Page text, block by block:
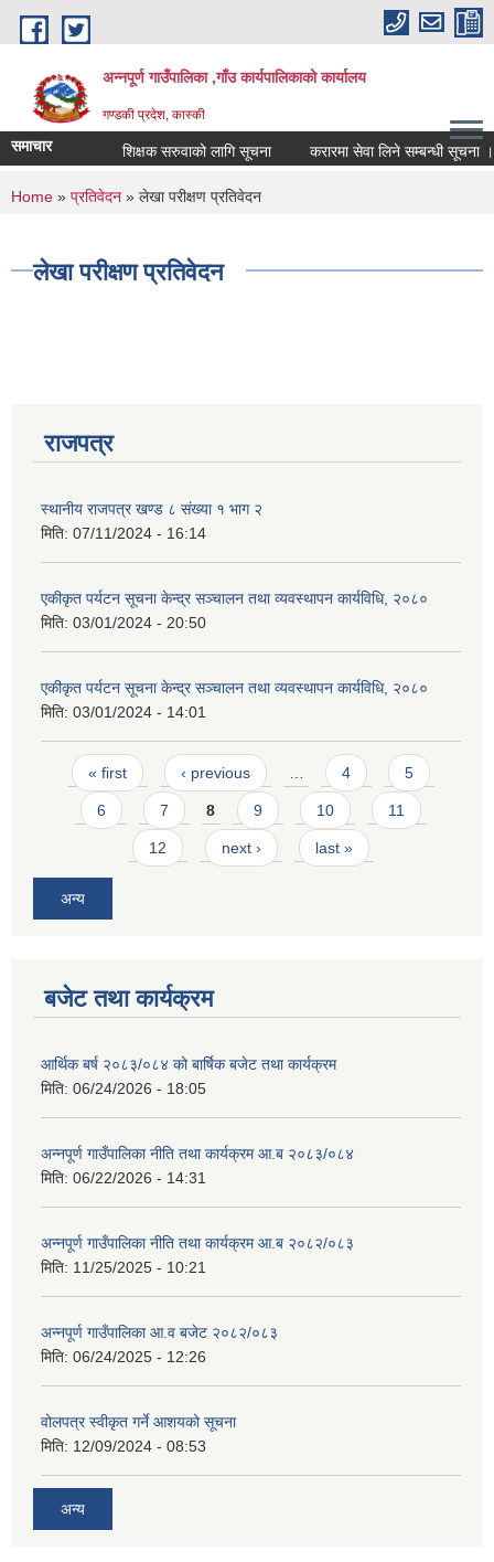
Skip to main content
अन्नपूर्ण गाउँपालिका ,गाँउ कार्यपालिकाको कार्यालय
गण्डकी प्रदेश, कास्की
समाचार शिक्षक सरुवाको लागि सूचना करारमा सेवा लिने सम्बन्धी सूचना ।
You are here
Home » प्रतिवेदन » लेखा परीक्षण प्रतिवेदन
लेखा परीक्षण प्रतिवेदन
राजपत्र
स्थानीय राजपत्र खण्ड ८ संख्या १ भाग २
मिति: 07/11/2024 - 16:14
एकीकृत पर्यटन सूचना केन्द्र सञ्चालन तथा व्यवस्थापन कार्यविधि, २०८०
मिति: 03/01/2024 - 20:50
एकीकृत पर्यटन सूचना केन्द्र सञ्चालन तथा व्यवस्थापन कार्यविधि, २०८०
मिति: 03/01/2024 - 14:01
Pages
« first ‹ previous 4 5
6 7 8 9 10 11
12 next › last »
अन्य
बजेट तथा कार्यक्रम
आर्थिक बर्ष २०८३/०८४ को बार्षिक बजेट तथा कार्यक्रम
मिति: 06/24/2026 - 18:05
अन्नपूर्ण गाउँपालिका नीति तथा कार्यक्रम आ.ब २०८३/०८४
मिति: 06/22/2026 - 14:31
अन्नपूर्ण गाउँपालिका नीति तथा कार्यक्रम आ.ब २०८२/०८३
मिति: 11/25/2025 - 10:21
अन्नपूर्ण गाउँपालिका आ.व बजेट २०८२/०८३
मिति: 06/24/2025 - 12:26
वोलपत्र स्वीकृत गर्ने आशयको सूचना
मिति: 12/09/2024 - 08:53
अन्य